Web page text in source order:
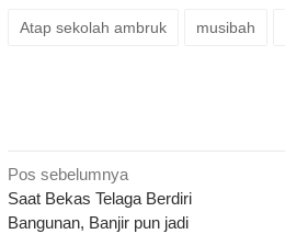
Atap sekolah ambruk musibah
Navigasi
pos
Pos sebelumnya
Saat Bekas Telaga Berdiri
Bangunan, Banjir pun jadi